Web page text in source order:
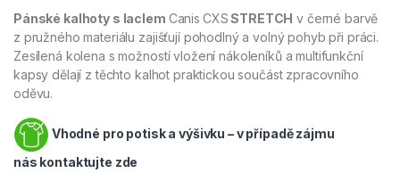
Pánské kalhoty s laclem Canis CXSSTRETCH v černé barvě
z pružného materiálu zajišťují pohodlný a volný pohyb při práci.
Zesílená kolena s možností vložení nákoleníků a multifunkční
kapsy dělají z těchto kalhot praktickou součást zpracovního
oděvu.
Vhodné pro potisk a výšivku – v případě zájmu
nás kontaktujte zde